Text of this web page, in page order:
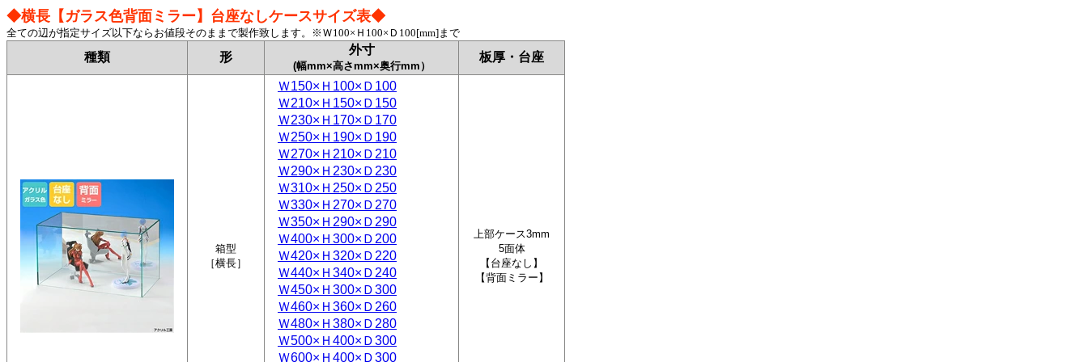
◆横長【ガラス色背面ミラー】台座なしケースサイズ表◆
全ての辺が指定サイズ以下ならお値段そのままで製作致します。※Ｗ100×Ｈ100×Ｄ100[mm]まで
種類 形
外寸
(幅mm×高さmm×奥行mm）
板厚・台座
箱型
［横長］
Ｗ150×Ｈ100×Ｄ100
Ｗ210×Ｈ150×Ｄ150
Ｗ230×Ｈ170×Ｄ170
Ｗ250×Ｈ190×Ｄ190
Ｗ270×Ｈ210×Ｄ210
Ｗ290×Ｈ230×Ｄ230
Ｗ310×Ｈ250×Ｄ250
Ｗ330×Ｈ270×Ｄ270
Ｗ350×Ｈ290×Ｄ290
Ｗ400×Ｈ300×Ｄ200
Ｗ420×Ｈ320×Ｄ220
Ｗ440×Ｈ340×Ｄ240
Ｗ450×Ｈ300×Ｄ300
Ｗ460×Ｈ360×Ｄ260
Ｗ480×Ｈ380×Ｄ280
Ｗ500×Ｈ400×Ｄ300
Ｗ600×Ｈ400×Ｄ300
上部ケース3mm
5面体
【台座なし】
【背面ミラー】